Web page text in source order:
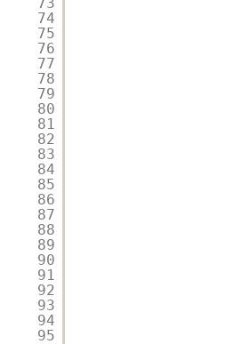
74
75
76
77
78
79
80
81
82
83
84
85
86
87
88
89
90
91
92
93
94
95